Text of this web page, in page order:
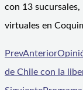
con 13
virtuales en
PrevAnterior
de Chile con la